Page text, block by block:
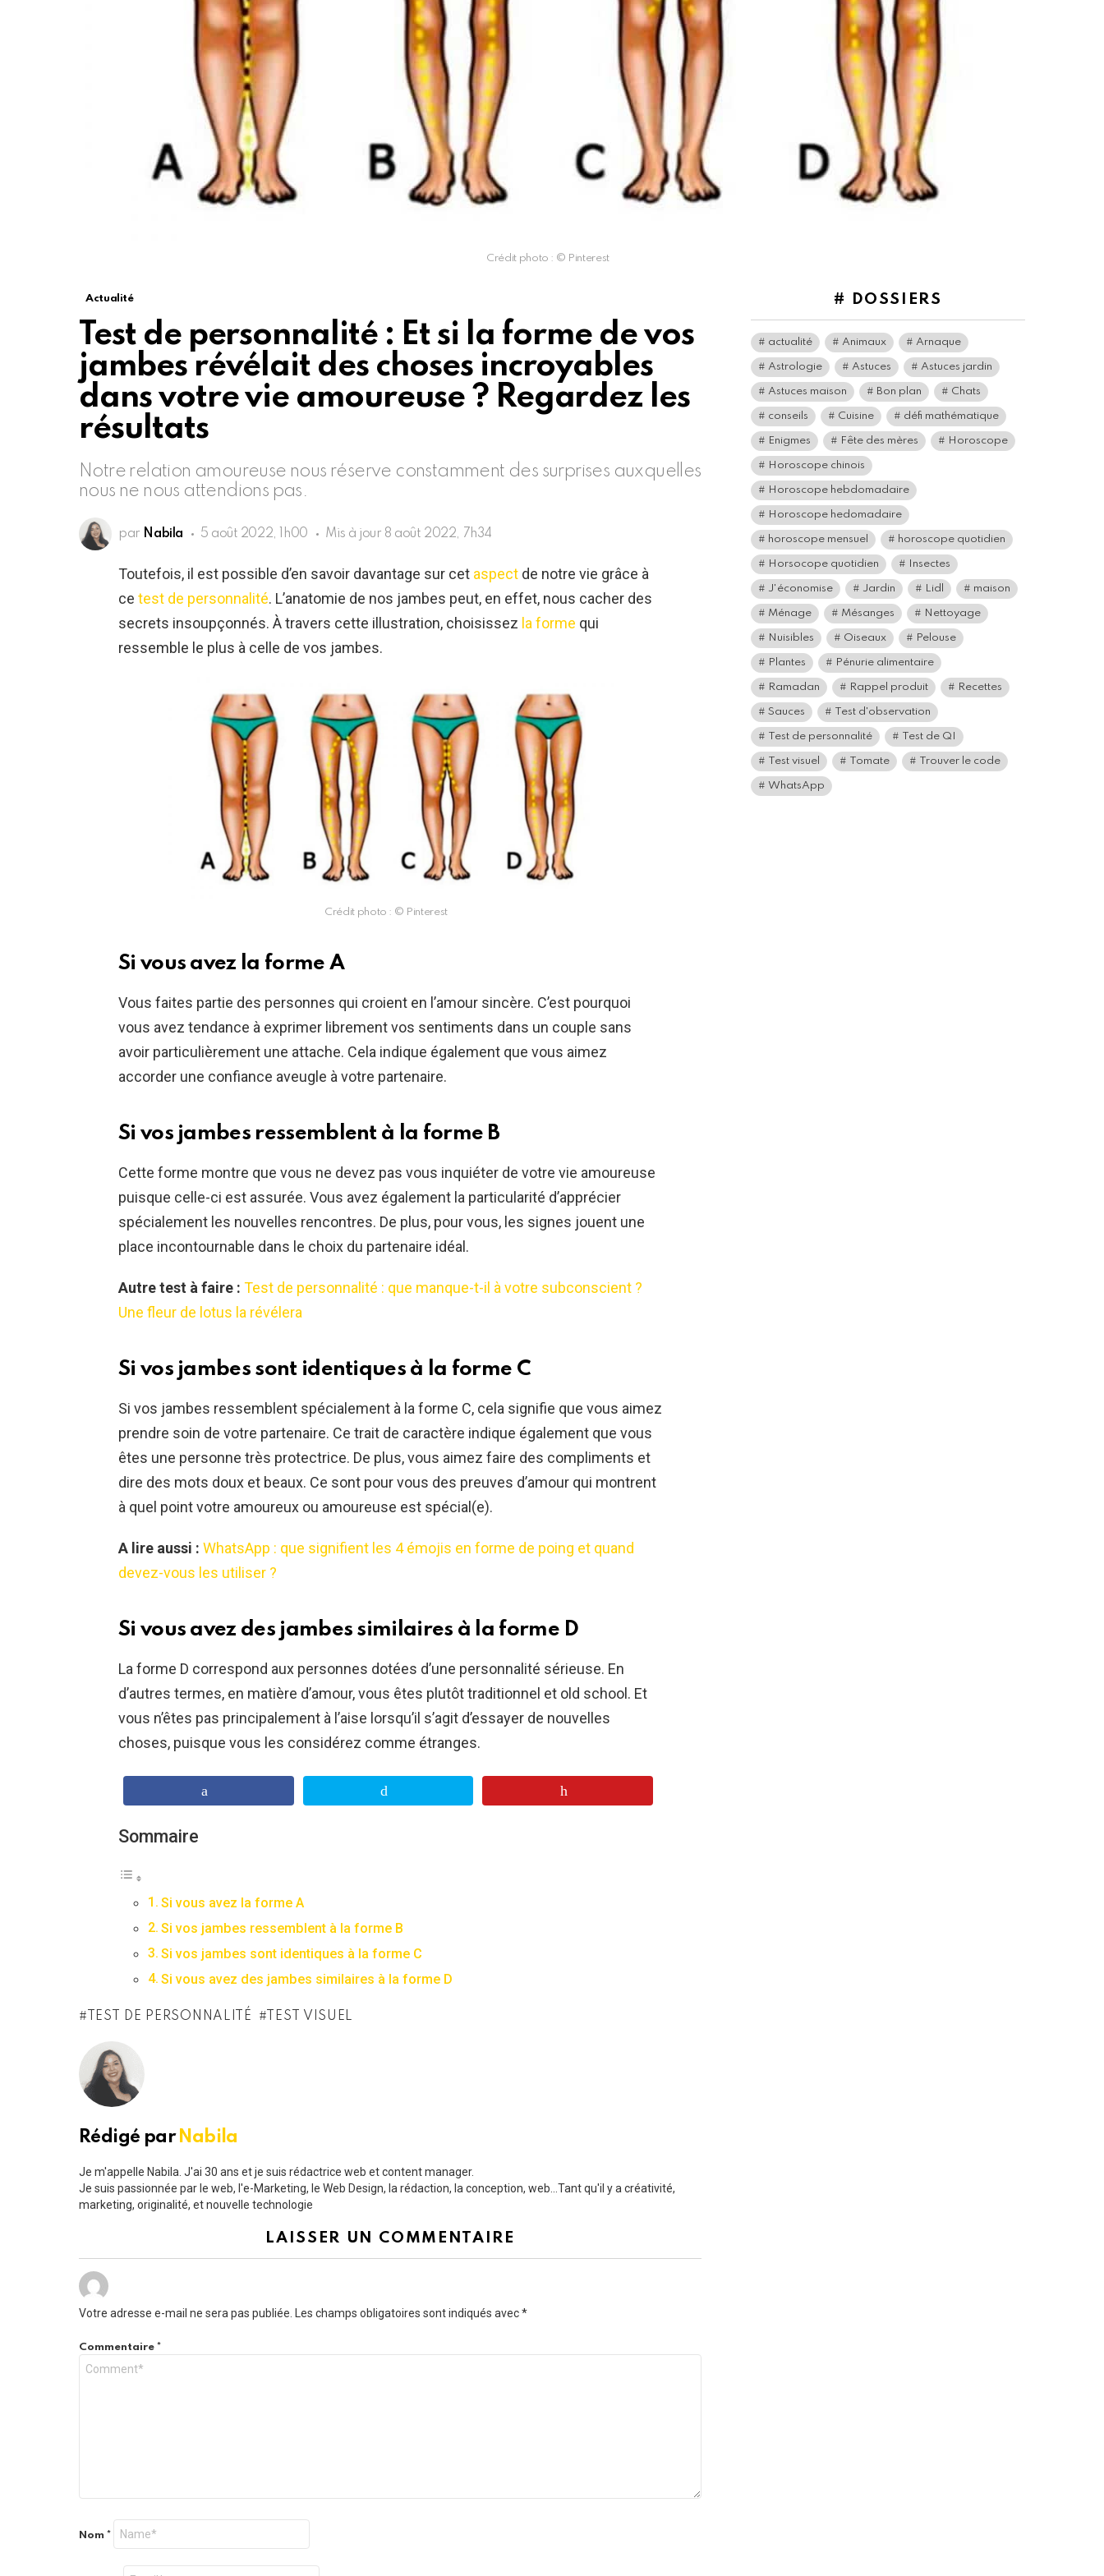
Crédit photo : © Pinterest
Actualité
Test de personnalité : Et si la forme de vos
jambes révélait des choses incroyables
dans votre vie amoureuse ? Regardez les
résultats
Notre relation amoureuse nous réserve constamment des surprises auxquelles
nous ne nous attendions pas.
par Nabila 5 août 2022, 1h00 Mis à jour 8 août 2022, 7h34
Toutefois, il est possible d’en savoir davantage sur cet aspect de notre vie grâce à
ce test de personnalité. L’anatomie de nos jambes peut, en effet, nous cacher des
secrets insoupçonnés. À travers cette illustration, choisissez la forme qui
ressemble le plus à celle de vos jambes.
Crédit photo : © Pinterest
Si vous avez la forme A
Vous faites partie des personnes qui croient en l’amour sincère. C’est pourquoi
vous avez tendance à exprimer librement vos sentiments dans un couple sans
avoir particulièrement une attache. Cela indique également que vous aimez
accorder une confiance aveugle à votre partenaire.
Si vos jambes ressemblent à la forme B
Cette forme montre que vous ne devez pas vous inquiéter de votre vie amoureuse
puisque celle-ci est assurée. Vous avez également la particularité d’apprécier
spécialement les nouvelles rencontres. De plus, pour vous, les signes jouent une
place incontournable dans le choix du partenaire idéal.
Autre test à faire : Test de personnalité : que manque-t-il à votre subconscient ?
Une fleur de lotus la révélera
Si vos jambes sont identiques à la forme C
Si vos jambes ressemblent spécialement à la forme C, cela signifie que vous aimez
prendre soin de votre partenaire. Ce trait de caractère indique également que vous
êtes une personne très protectrice. De plus, vous aimez faire des compliments et
dire des mots doux et beaux. Ce sont pour vous des preuves d’amour qui montrent
à quel point votre amoureux ou amoureuse est spécial(e).
A lire aussi : WhatsApp : que signifient les 4 émojis en forme de poing et quand
devez-vous les utiliser ?
Si vous avez des jambes similaires à la forme D
La forme D correspond aux personnes dotées d’une personnalité sérieuse. En
d’autres termes, en matière d’amour, vous êtes plutôt traditionnel et old school. Et
vous n’êtes pas principalement à l’aise lorsqu’il s’agit d’essayer de nouvelles
choses, puisque vous les considérez comme étranges.
Sommaire
Si vous avez la forme A
Si vos jambes ressemblent à la forme B
Si vos jambes sont identiques à la forme C
Si vous avez des jambes similaires à la forme D
TEST DE PERSONNALITÉ TEST VISUEL
Rédigé par Nabila
Je m'appelle Nabila. J'ai 30 ans et je suis rédactrice web et content manager.
Je suis passionnée par le web, l'e-Marketing, le Web Design, la rédaction, la conception, web...Tant qu'il y a créativité,
marketing, originalité, et nouvelle technologie
LAISSER UN COMMENTAIRE
Votre adresse e-mail ne sera pas publiée. Les champs obligatoires sont indiqués avec*
Commentaire *
Nom *
# DOSSIERS
actualité Animaux Arnaque
Astrologie Astuces Astuces jardin
Astuces maison Bon plan Chats
conseils Cuisine défi mathématique
Enigmes Fête des mères Horoscope
Horoscope chinois
Horoscope hebdomadaire
Horoscope hedomadaire
horoscope mensuel horoscope quotidien
Horsocope quotidien Insectes
J'économise Jardin Lidl maison
Ménage Mésanges Nettoyage
Nuisibles Oiseaux Pelouse
Plantes Pénurie alimentaire
Ramadan Rappel produit Recettes
Sauces Test d'observation
Test de personnalité Test de QI
Test visuel Tomate Trouver le code
WhatsApp